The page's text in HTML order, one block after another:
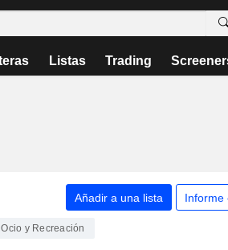
Listas Trading
Añadir a una lista Informe
Ocio y Recreación